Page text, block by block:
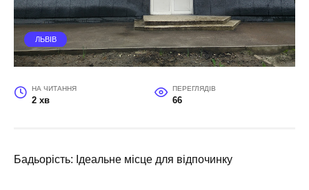
ЛЬВІВ
НА ЧИТАННЯ
2 хв
ПЕРЕГЛЯДІВ
66
Бадьорість: Ідеальне місце для відпочинку